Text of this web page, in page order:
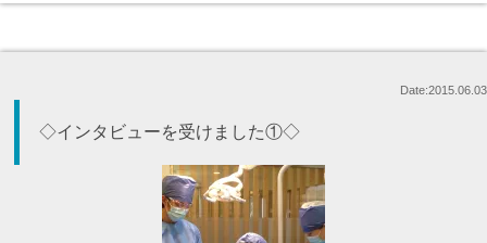
Date:2015.06.03
◇インタビューを受けました①◇